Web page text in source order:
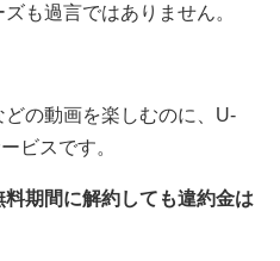
も過言ではありません。
の動画を楽しむのに、U-
ビスです。
料期間に解約しても違約金は